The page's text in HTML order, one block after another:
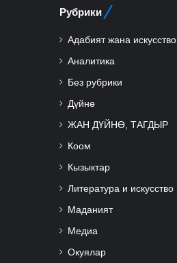
Рубрики
Адабият жана искусство
Аналитика
Без рубрики
Дүйнө
ЖАН ДҮЙНӨ, ТАГДЫР
Коом
Кызыктар
Литература и искусство
Маданият
Медиа
Окуялар